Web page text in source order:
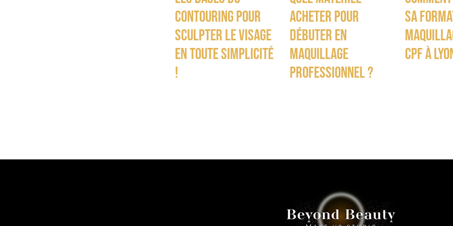
contouring pour
sculpter le visage
en toute simplicité
!
acheter pour
débuter en
maquillage
professionnel ?
sa
CPF à